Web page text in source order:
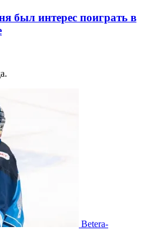
был интерес поиграть в
Betera-